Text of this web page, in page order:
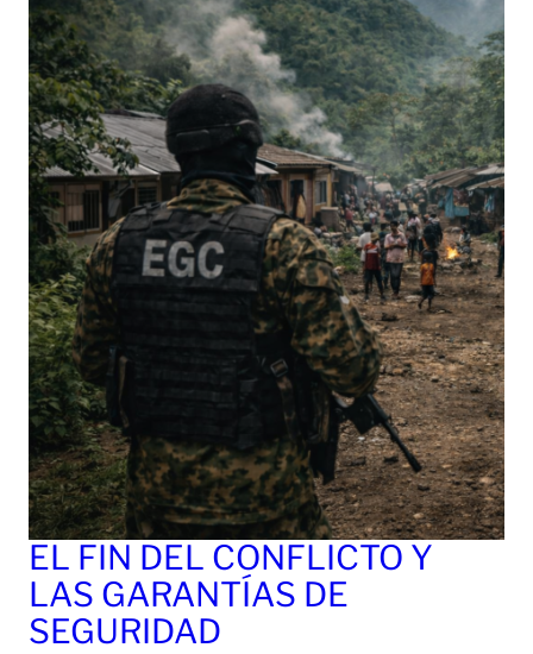
EL FIN DEL CONFLICTO Y
LAS GARANTÍAS DE
SEGURIDAD